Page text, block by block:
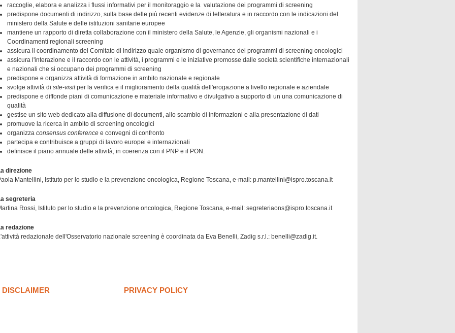
raccoglie, elabora e analizza i flussi informativi per il monitoraggio e la valutazione dei programmi di screening
predispone documenti di indirizzo, sulla base delle più recenti evidenze di letteratura e in raccordo con le indicazioni del
ministero della Salute e delle istituzioni sanitarie europee
mantiene un rapporto di diretta collaborazione con il ministero della Salute, le Agenzie, gli organismi nazionali e i
Coordinamenti regionali screening
assicura il coordinamento del Comitato di indirizzo quale organismo di governance dei programmi di screening oncologici
assicura l'interazione e il raccordo con le attività, i programmi e le iniziative promosse dalle società scientifiche internazionali
e nazionali che si occupano dei programmi di screening
predispone e organizza attività di formazione in ambito nazionale e regionale
svolge attività di site-visitper la verifica e il miglioramento della qualità dell'erogazione a livello regionale e aziendale
predispone e diffonde piani di comunicazione e materiale informativo e divulgativo a supporto di un una comunicazione di
qualità
gestise un sito web dedicato alla diffusione di documenti, allo scambio di informazioni e alla presentazione di dati
promuove la ricerca in ambito di screening oncologici
organizza consensus conference e convegni di confronto
partecipa e contribuisce a gruppi di lavoro europei e internazionali
definisce il piano annuale delle attività, in coerenza con il PNP e il PON.
direzione
Mantellini, Istituto per lo studio e la prevenzione oncologica, Regione Toscana, e-mail: p.mantellini@ispro.toscana.it
segreteria
Rossi, Istituto per lo studio e la prevenzione oncologica, Regione Toscana, e-mail: segreteriaons@ispro.toscana.it
redazione
redazionale dell'Osservatorio nazionale screening è coordinata da Eva Benelli, Zadig s.r.l.: benelli@zadig.it.
DISCLAIMER PRIVACY POLICY